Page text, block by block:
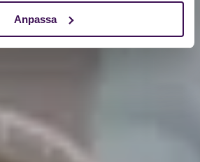
Anpassa